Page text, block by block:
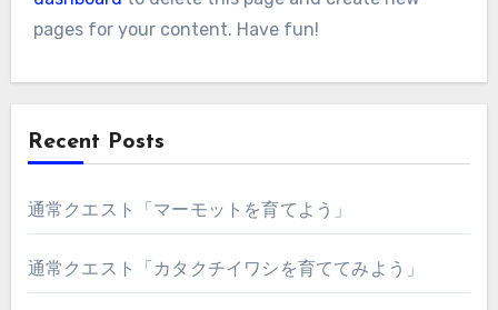
pages for your content. Have fun!
Recent Posts
通常クエスト「マーモットを育てよう」
通常クエスト「カタクチイワシを育ててみよう」